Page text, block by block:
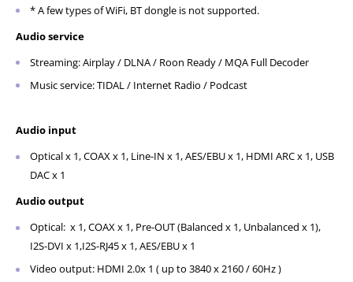
* A few types of WiFi, BT dongle is not supported.
Audio service
Streaming: Airplay / DLNA / Roon Ready / MQA Full Decoder
Music service: TIDAL / Internet Radio / Podcast
Audio input
Optical x 1, COAX x 1, Line-IN x 1, AES/EBU x 1, HDMI ARC x 1, USB
DAC x 1
Audio output
Optical: x 1, COAX x 1, Pre-OUT (Balanced x 1, Unbalanced x 1),
I2S-DVI x 1,I2S-RJ45 x 1, AES/EBU x 1
Video output: HDMI 2.0x 1 ( up to 3840 x 2160 / 60Hz )